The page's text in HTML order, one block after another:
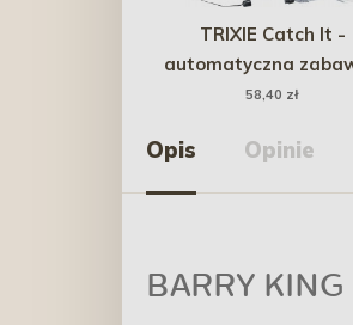
TRIXIE Catch It -
automatyczna
dla kota
58,40 zł
Opis Opinie
BARRY